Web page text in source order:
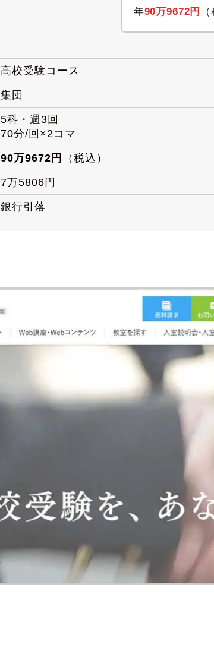
年90万9672円
高校受験コース
集団
5科・週3回
70分/回×2コマ
90万9672円 （税込）
7万5806円
銀行引落